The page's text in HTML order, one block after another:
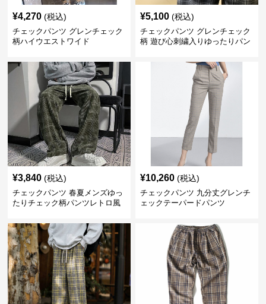
¥4,270 (税込)
チェックパンツ グレンチェック
柄ハイウエストワイド
¥5,100 (税込)
チェックパンツ グレンチェック
柄 遊び心刺繍入りゆったりパン
¥3,840 (税込)
チェックパンツ 春夏メンズゆっ
たりチェック柄パンツレトロ風
¥10,260 (税込)
チェックパンツ 九分丈グレンチ
ェックテーパードパンツ